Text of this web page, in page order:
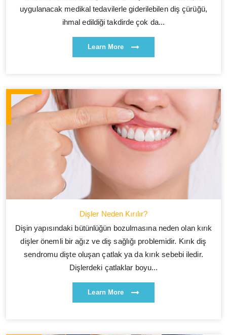
uygulanacak medikal tedavilerle giderilebilen diş çürüğü,
ihmal edildiği takdirde çok da...
Learn More
Dişler Neden Kırılır?
Dişin yapısındaki bütünlüğün bozulmasına neden olan kırık
dişler önemli bir ağız ve diş sağlığı problemidir. Kırık diş
sendromu dişte oluşan çatlak ya da kırık sebebi iledir.
Dişlerdeki çatlaklar boyu...
Learn More